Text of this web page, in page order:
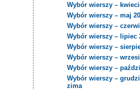
Wybór wierszy –
Wybór wierszy – maj
Wybór wierszy –
Wybór wierszy – lipiec
Wybór wierszy –
Wybór wierszy –
Wybór wierszy –
Wybór wierszy –
zima